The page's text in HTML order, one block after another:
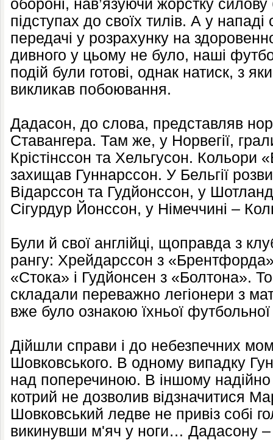
обороні, нав’язуючи жорстку
підступах до своїх тилів. А у нападі
передачі у розрахунку на
дивного у цьому не було, наші
подій були готові, однак натиск, з
викликав побоювання.
Дадасон, до слова, представляв
Ставангера. Там же, у Норвегії,
Крістінссон та Хельгусон. Кольори
захищав Гуннарссон. У Бельгії
Відарссон та Гудйонссон, у
Сігурдур Йонссон, у Німеччині –
Були й свої англійці, щоправда з
рангу: Хрейдарссон з
«Стока» і Гудйонсен з «Болтона».
складали переважно легіонери з
вже було ознакою їхньої футбольної
Дійшли справи і до небезпечних
Шовковського. В одному випадку
над поперечиною. В іншому надійно
котрий не дозволив відзначитися
Шовковський ледве не привіз собі
викинувши м'яч у ноги… Дадасону